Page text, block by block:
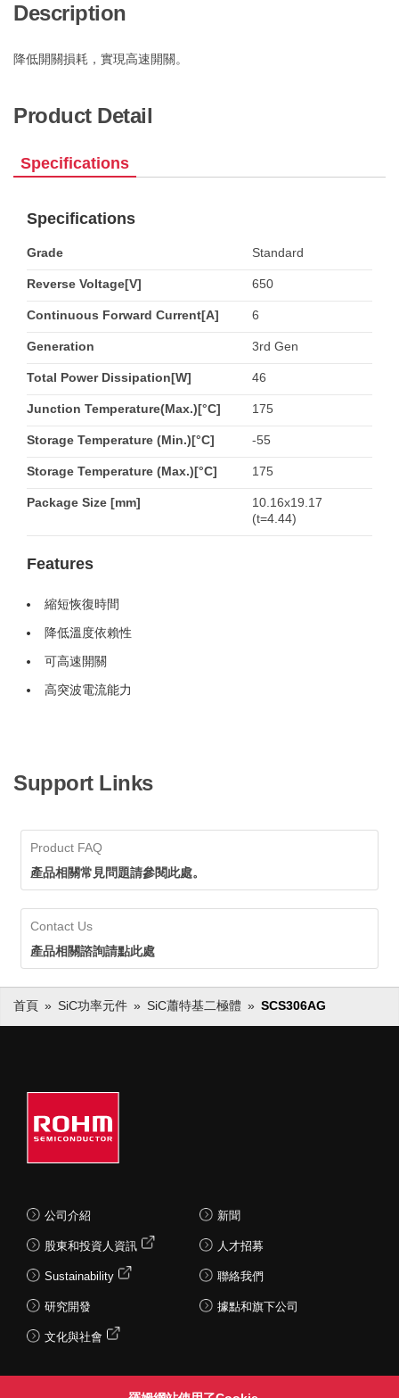
Description
降低開關損耗，實現高速開關。
Product Detail
Specifications
Specifications
Grade Standard
Reverse Voltage[V] 650
Continuous Forward Current[A] 6
Generation 3rd Gen
Total Power Dissipation[W] 46
Junction Temperature(Max.)[°C] 175
Storage Temperature (Min.)[°C] -55
Storage Temperature (Max.)[°C] 175
Package Size [mm]
10.16x19.17
(t=4.44)
Features
縮短恢復時間
降低溫度依賴性
可高速開關
高突波電流能力
Support Links
Product FAQ
產品相關常見問題請參閱此處。
Contact Us
產品相關諮詢請點此處
首頁 SiC功率元件 SiC蕭特基二極體 SCS306AG
公司介紹
股東和投資人資訊
Sustainability
研究開發
文化與社會
新聞
人才招募
聯絡我們
據點和旗下公司